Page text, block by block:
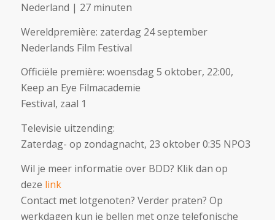
Nederland | 27 minuten
Wereldpremière: zaterdag 24 september
Nederlands Film Festival
Officiële première: woensdag 5 oktober, 22:00,
Keep an Eye Filmacademie
Festival, zaal 1
Televisie uitzending:
Zaterdag- op zondagnacht, 23 oktober 0:35 NPO3
Wil je meer informatie over BDD? Klik dan op
deze link
Contact met lotgenoten? Verder praten? Op
werkdagen kun je bellen met onze telefonische